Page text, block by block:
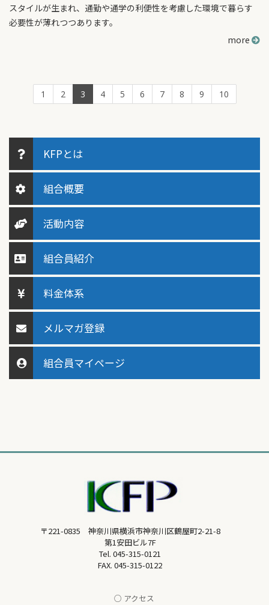
スタイルが生まれ、通勤や通学の利便性を考慮した環境で暮らす
必要性が薄れつつあります。
more
1 2 3 4 5 6 7 8 9 10
KFPとは
組合概要
活動内容
組合員紹介
料金体系
メルマガ登録
組合員マイページ
〒221-0835 神奈川県横浜市神奈川区鶴屋町2-21-8
第1安田ビル7F
Tel. 045-315-0121
FAX. 045-315-0122
○ アクセス